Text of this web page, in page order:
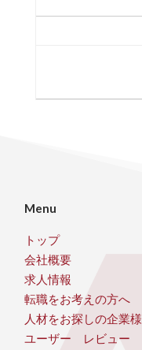
Menu
トップ
会社概要
求人情報
転職をお考えの方へ
人材をお探しの企業様
ユーザー レビュー